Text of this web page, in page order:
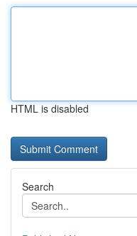
HTML is disabled
Search